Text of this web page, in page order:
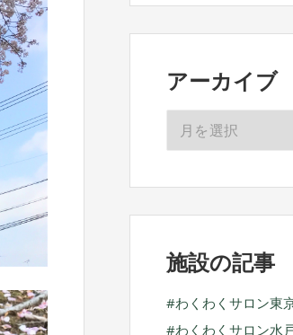
アーカイブ
イ
ブ
施設の記事
わくわくサロン東
わくわくサロン水